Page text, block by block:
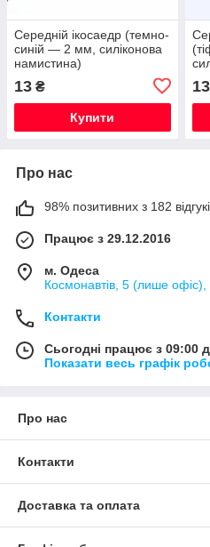
Середній ікосаедр (темно-
синій — 2 мм, силіконова
намистина)
13 ₴
Купити
13
Про нас
98% позитивних з 182
Працює з 29.12.2016
м. Одеса
Космонавтів, 5 (лише
Контакти
Сьогодні працює з 09:00
Показати весь графік
Про нас
Контакти
Доставка та оплата